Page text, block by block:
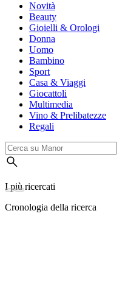
Novità
Beauty
Gioielli & Orologi
Donna
Uomo
Bambino
Sport
Casa & Viaggi
Giocattoli
Multimedia
Vino & Prelibatezze
Regali
I più ricercati
Cronologia della ricerca